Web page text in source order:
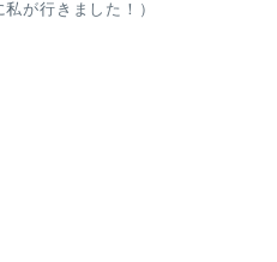
私が行きました！）